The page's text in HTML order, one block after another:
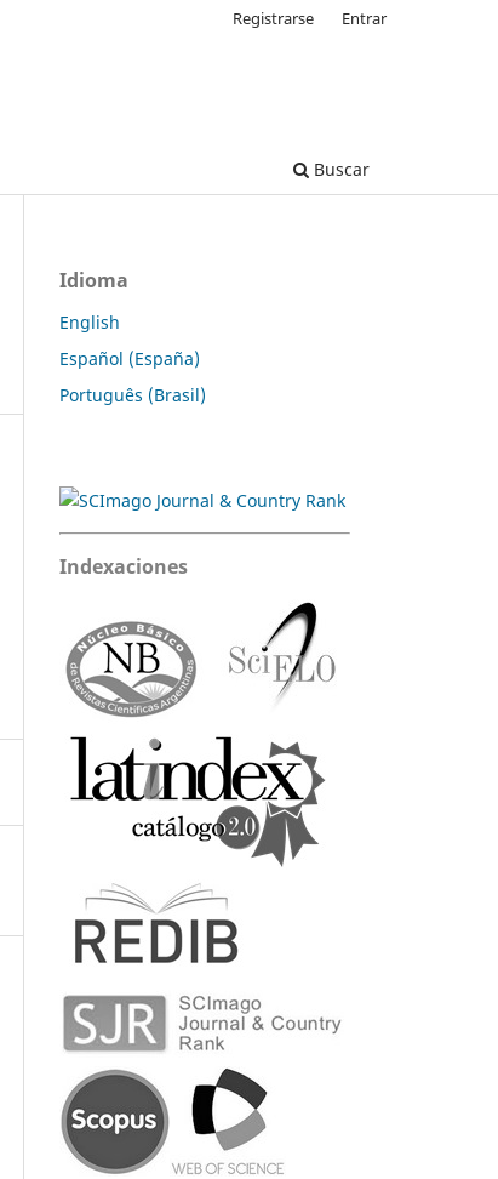
Buscar
Registrarse Entrar
Idioma
English
Español (España)
Português (Brasil)
Indexaciones